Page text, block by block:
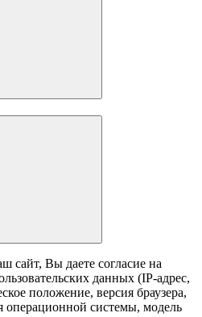
сайт, Вы даете согласие на
данных (IP-адрес,
положение, версия браузера,
операционной системы, модель